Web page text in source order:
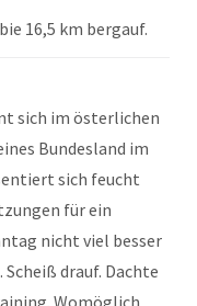
16,5 km bergauf.
sich im österlichen
Bundesland im
sich feucht
für ein
nicht viel besser
drauf. Dachte
Womöglich